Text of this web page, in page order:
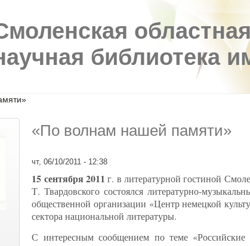
библиотека
«По волнам нашей памяти»
чт, 06/10/2011 - 12:38
15 сентября 2011г. в литературной гостиной
Т. Твардовского состоялся литературно-
общественной организации «Центр немецкой
сектора национальной литературы.
С интересным сообщением по теме